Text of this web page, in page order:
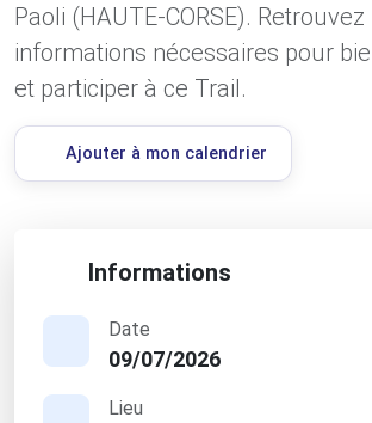
Paoli (HAUTE-CORSE).
informations nécessaires pour
et participer à ce Trail.
Ajouter à mon calendrier
Informations
Date
09/07/2026
Lieu